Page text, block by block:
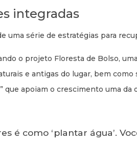
integradas
uma série de estratégias para
o projeto Floresta de Bolso,
e antigas do lugar, bem
apoiam o crescimento uma
é como ‘plantar água’.